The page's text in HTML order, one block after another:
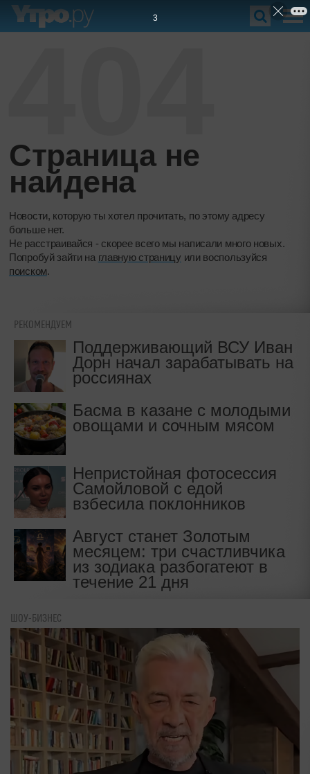
Страница не
найдена
Новости, которую ты хотел прочитать, по этому адресу
больше нет.
Не расстраивайся - скорее всего мы написали много новых.
Попробуй зайти на главную страницу или воспользуйся
поиском.
РЕКОМЕНДУЕМ
Поддерживающий ВСУ Иван
Дорн начал зарабатывать на
россиянах
Басма в казане с молодыми
овощами и сочным мясом
Непристойная фотосессия
Самойловой с едой
взбесила поклонников
Август станет Золотым
месяцем: три счастливчика
из зодиака разбогатеют в
течение 21 дня
ШОУ-БИЗНЕС
2